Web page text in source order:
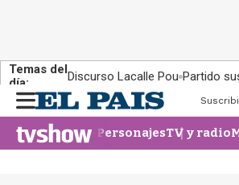
Temas del
día:
Discurso Lacalle Pou Partido
n
u
PersonajesTV y radio